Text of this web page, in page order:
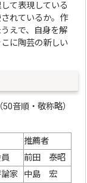
て表現している
れているか。作
えで、自身を解
に陶芸の新しい
（50音順・敬称略）
推薦者
前田 泰昭
家
中島 宏